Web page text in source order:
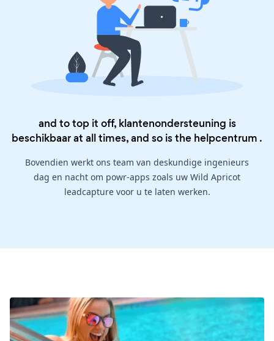
and to top it off, klantenondersteuning is
beschikbaar at all times, and so is the helpcentrum .
Bovendien werkt ons team van deskundige ingenieurs
dag en nacht om powr-apps zoals uw Wild Apricot
leadcapture voor u te laten werken.